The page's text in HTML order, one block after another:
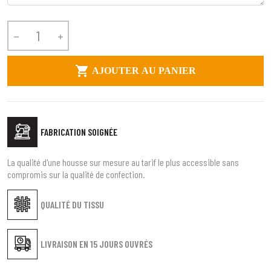
 
 AJOUTER AU PANIER
FABRICATION SOIGNÉE
QUALITÉ DU TISSU
LIVRAISON EN 15 JOURS OUVRÉS
La qualité d'une housse sur mesure au tarif le plus accessible sans
compromis sur la qualité de confection.